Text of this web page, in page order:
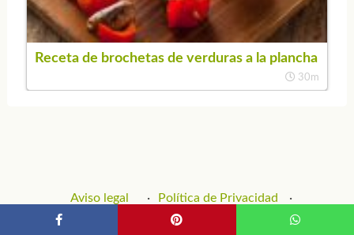
Receta de brochetas de verduras a la plancha
30m
Aviso legal
Política de Privacidad
Política de Cookies
Contacto y Publicidad